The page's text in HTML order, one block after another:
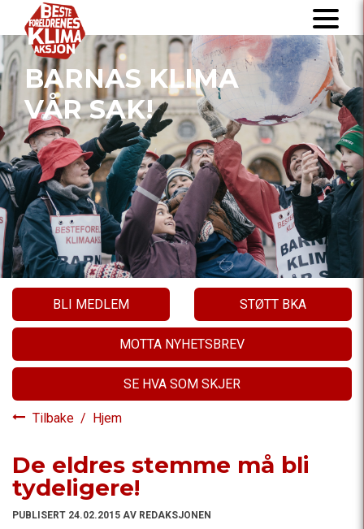
BARNAS KLIMA
VÅR SAK!
BLI MEDLEM STØTT BKA
MOTTA NYHETSBREV
SE HVA SOM SKJER
Tilbake / Hjem
De eldres stemme må bli
tydeligere!
PUBLISERT 24.02.2015 AV REDAKSJONEN